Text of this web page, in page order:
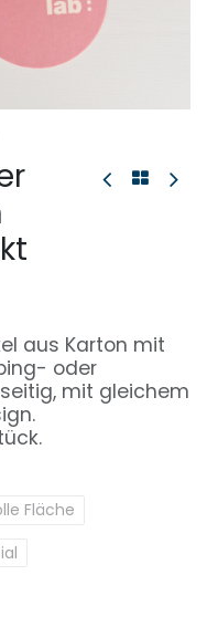
aus Karton mit
oder
mit gleichem
Fläche